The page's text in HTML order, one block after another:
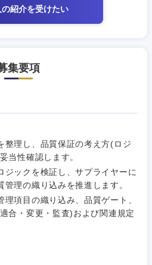
の紹介を受けたい
集要項
整理し、品質保証の考え方(ロジ
当性確認します。
ジックを検証し、サプライヤーに
理の織り込みを推進します。
理項目の織り込み、品質ゲート、
合・変更・監査)および関連規定
力ください